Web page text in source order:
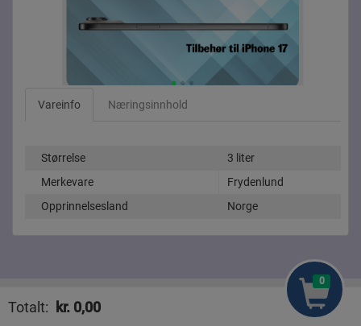
Vareinfo Næringsinnhold
Størrelse
3 liter
Merkevare
Frydenlund
Opprinnelsesland
Norge
Totalt: kr. 0,00
0
Mat Sammenligne